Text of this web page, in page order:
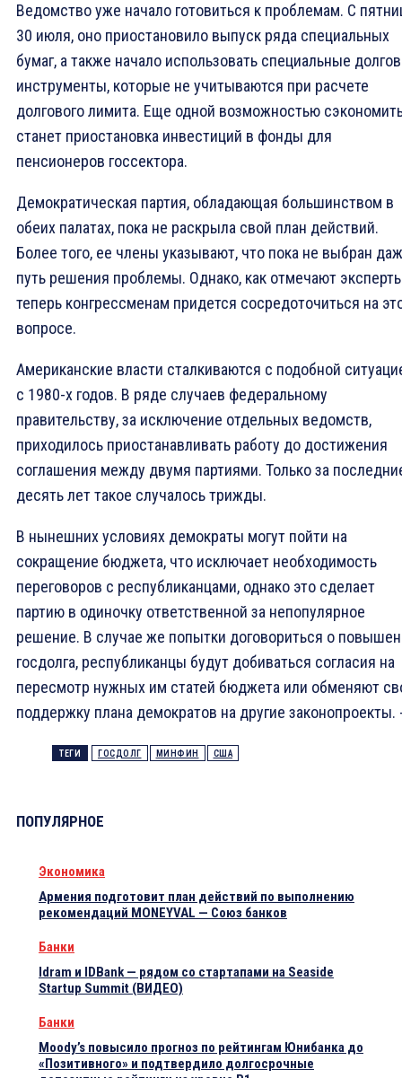
Ведомство уже начало готовиться к проблемам. С
30 июля, оно приостановило выпуск ряда специальных
бумаг, а также начало использовать специальные
инструменты, которые не учитываются при расчете
долгового лимита. Еще одной возможностью
станет приостановка инвестиций в фонды для
пенсионеров госсектора.
Демократическая партия, обладающая большинством в
обеих палатах, пока не раскрыла свой план действий.
Более того, ее члены указывают, что пока не выбран
путь решения проблемы. Однако, как отмечают
теперь конгрессменам придется сосредоточиться на
вопросе.
Американские власти сталкиваются с подобной
с 1980-х годов. В ряде случаев федеральному
правительству, за исключение отдельных ведомств,
приходилось приостанавливать работу до достижения
соглашения между двумя партиями. Только за
десять лет такое случалось трижды.
В нынешних условиях демократы могут пойти на
сокращение бюджета, что исключает необходимость
переговоров с республиканцами, однако это сделает
партию в одиночку ответственной за непопулярное
решение. В случае же попытки договориться о
госдолга, республиканцы будут добиваться согласия на
пересмотр нужных им статей бюджета или обменяют
поддержку плана демократов на другие законопроекты.
ТЕГИ ГОСДОЛГ МИНФИН США
ПОПУЛЯРНОЕ
Экономика
Армения подготовит план действий по выполнению
рекомендаций MONEYVAL — Союз банков
Банки
Idram и IDBank — рядом со стартапами на Seaside
Startup Summit (ВИДЕО)
Банки
Moody’s повысило прогноз по рейтингам Юнибанка до
«Позитивного» и подтвердило долгосрочные